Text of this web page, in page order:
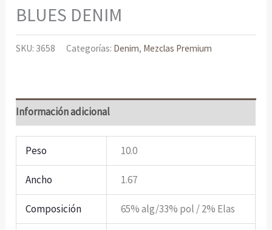
BLUES DENIM
SKU: 3658 Categorías: Denim, Mezclas Premium
Información adicional
Peso 10.0
Ancho 1.67
Composición 65% alg/33% pol / 2% Elas